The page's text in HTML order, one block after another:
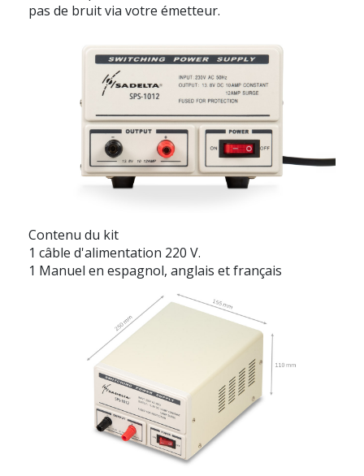
pas de bruit via votre émetteur.
Contenu du kit
1 câble d'alimentation 220 V.
1 Manuel en espagnol, anglais et français